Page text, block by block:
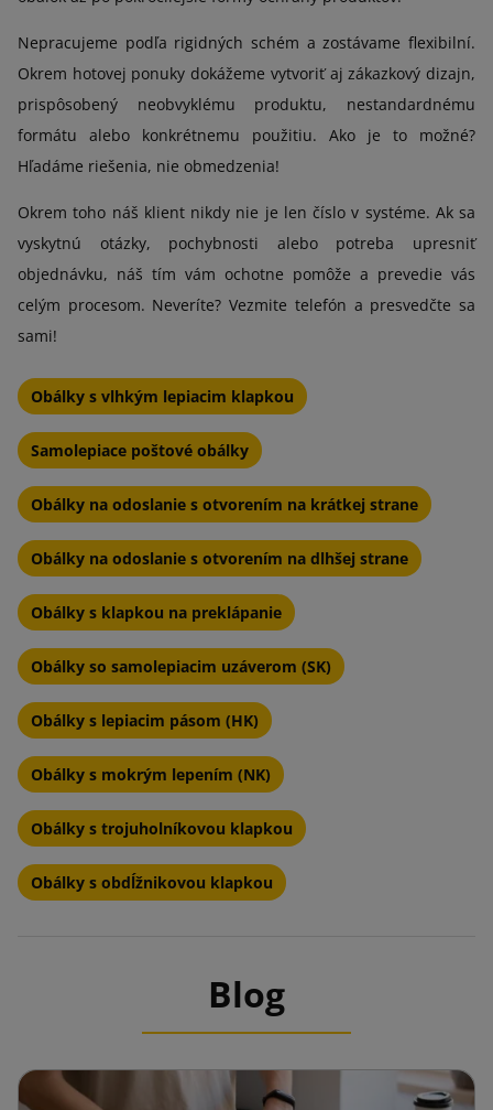
Nepracujeme podľa rigidných schém a zostávame flexibilní.
Okrem hotovej ponuky dokážeme vytvoriť aj zákazkový dizajn,
prispôsobený neobvyklému produktu, nestandardnému
formátu alebo konkrétnemu použitiu. Ako je to možné?
Hľadáme riešenia, nie obmedzenia!
Okrem toho náš klient nikdy nie je len číslo v systéme. Ak sa
vyskytnú otázky, pochybnosti alebo potreba upresniť
objednávku, náš tím vám ochotne pomôže a prevedie vás
celým procesom. Neveríte? Vezmite telefón a presvedčte sa
sami!
Obálky s vlhkým lepiacim klapkou
Samolepiace poštové obálky
Obálky na odoslanie s otvorením na krátkej strane
Obálky na odoslanie s otvorením na dlhšej strane
Obálky s klapkou na preklápanie
Obálky so samolepiacim uzáverom (SK)
Obálky s lepiacim pásom (HK)
Obálky s mokrým lepením (NK)
Obálky s trojuholníkovou klapkou
Obálky s obdĺžnikovou klapkou
Blog